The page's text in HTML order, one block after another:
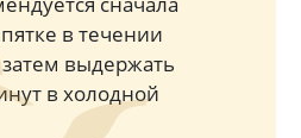
в течении
выдержать
в холодной